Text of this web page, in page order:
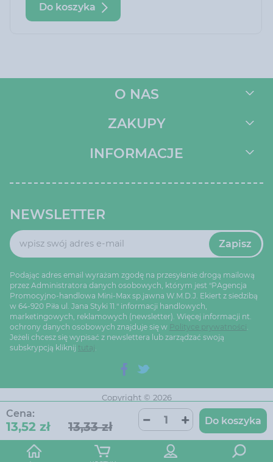
Cena:
13,52 zł 13,33 zł Do koszyka
Do koszyka
O NAS
ZAKUPY
INFORMACJE
NEWSLETTER
Zapisz
Podając adres email wyrażam zgodę na przesyłanie drogą mailową
przez Administratora danych osobowych, którym jest "PAgencja
Promocyjno-handlowa Mini-Max sp.jawna W.M.D.J. Ekiert z siedzibą
w 64-920 Piła ul. Jana Styki 11." informacji handlowych,
marketingowych, reklamowych (newsletter). Więcej informacji nt.
ochrony danych osobowych znajduje się w Polityce prywatności.
Jeżeli chcesz się wypisać z newslettera lub zarządzać swoją
subskrypcją kliknij tutaj.
Copyright © 2026
Oprogramowanie sklepu:
AptusShop
Projekt i strony:Aptus.pl